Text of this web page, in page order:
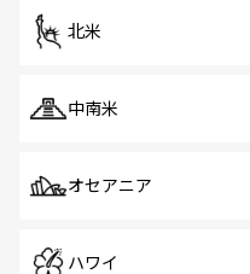
北米
中南米
オセアニア
ハワイ